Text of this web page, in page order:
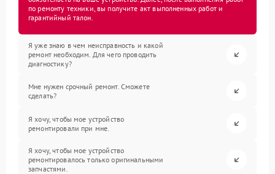
по ремонту техники, вы получите акт выполненных работ и
гарантийный талон.
Я уже знаю в чем неисправность и какой
ремонт необходим. Для чего проводить
диагностику?
Мне нужен срочный ремонт. Сможете
сделать?
Я хочу, чтобы мое устройство
ремонтировали при мне.
Я хочу, чтобы мое устройство
ремонтировалось только оригинальными
запчастями.